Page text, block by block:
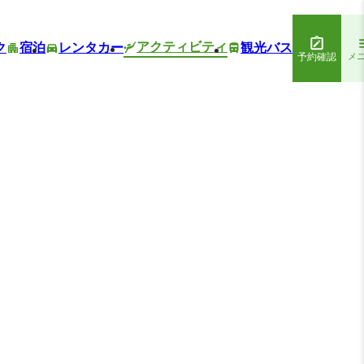
宿泊 レンタカー アクティビティ 観光バス
予約確認 メ